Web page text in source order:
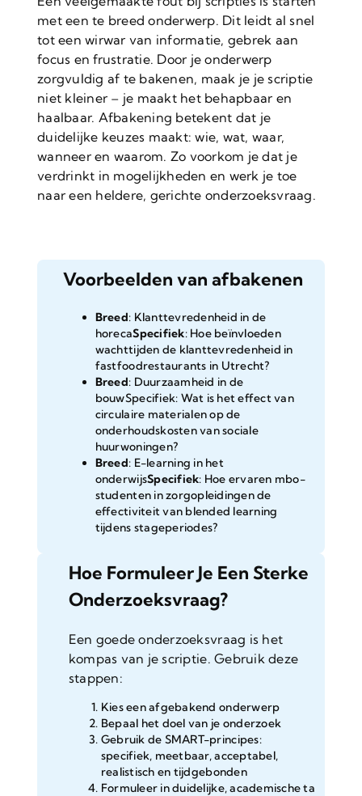
met een te breed onderwerp. Dit leidt al snel
tot een wirwar van informatie, gebrek aan
focus en frustratie. Door je onderwerp
zorgvuldig af te bakenen, maak je je scriptie
niet kleiner – je maakt het behapbaar en
haalbaar. Afbakening betekent dat je
duidelijke keuzes maakt: wie, wat, waar,
wanneer en waarom. Zo voorkom je dat je
verdrinkt in mogelijkheden en werk je toe
naar een heldere, gerichte onderzoeksvraag.
Voorbeelden van afbakenen
Breed: Klanttevredenheid in de
horecaSpecifiek: Hoe beïnvloeden
wachttijden de klanttevredenheid in
fastfoodrestaurants in Utrecht?
Breed: Duurzaamheid in de
bouwSpecifiek: Wat is het effect van
circulaire materialen op de
onderhoudskosten van sociale
huurwoningen?
Breed: E-learning in het
onderwijsSpecifiek: Hoe ervaren mbo-
studenten in zorgopleidingen de
effectiviteit van blended learning
tijdens stageperiodes?
Hoe Formuleer Je Een Sterke
Onderzoeksvraag?
Een goede onderzoeksvraag is het
kompas van je scriptie. Gebruik deze
stappen:
Kies een afgebakend onderwerp
Bepaal het doel van je onderzoek
Gebruik de SMART-principes:
specifiek, meetbaar, acceptabel,
realistisch en tijdgebonden
Formuleer in duidelijke, academische ta